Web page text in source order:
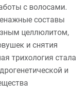
с волосами.
составы
целлюлитом,
и снятия
трихология стала
и